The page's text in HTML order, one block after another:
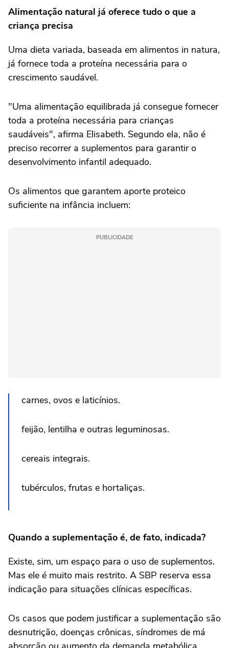
Alimentação natural já oferece tudo o que a
criança precisa
Uma dieta variada, baseada em alimentos in natura,
já fornece toda a proteína necessária para o
crescimento saudável.
"Uma alimentação equilibrada já consegue fornecer
toda a proteína necessária para crianças
saudáveis", afirma Elisabeth. Segundo ela, não é
preciso recorrer a suplementos para garantir o
desenvolvimento infantil adequado.
Os alimentos que garantem aporte proteico
suficiente na infância incluem:
PUBLICIDADE
carnes, ovos e laticínios.
feijão, lentilha e outras leguminosas.
cereais integrais.
tubérculos, frutas e hortaliças.
Quando a suplementação é, de fato, indicada?
Existe, sim, um espaço para o uso de suplementos.
Mas ele é muito mais restrito. A SBP reserva essa
indicação para situações clínicas específicas.
Os casos que podem justificar a suplementação são
desnutrição, doenças crônicas, síndromes de má